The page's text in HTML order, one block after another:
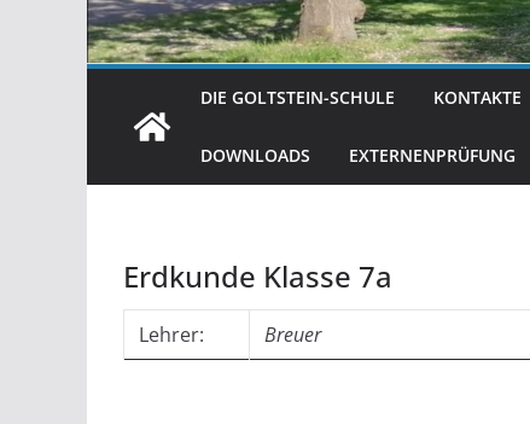
DIE GOLTSTEIN-SCHULE KONTAKTE
DOWNLOADS EXTERNENPRÜFUNG
Erdkunde Klasse 7a
Lehrer: Breuer